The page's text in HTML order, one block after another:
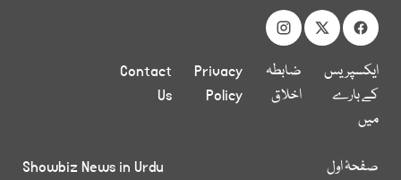
ایکسپریس
کے بارے
میں
ضابطہ
اخلاق
Privacy
Policy
Contact
Us
صفحۂ اول
Showbiz News in Urdu